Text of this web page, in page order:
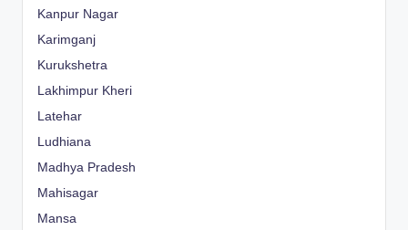
Kanpur Nagar
Karimganj
Kurukshetra
Lakhimpur Kheri
Latehar
Ludhiana
Madhya Pradesh
Mahisagar
Mansa